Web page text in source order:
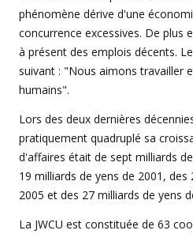
phénomène dérive d'une
concurrence excessives. De plus
à présent des emplois décents.
suivant : "Nous aimons travailler
humains".
Lors des deux dernières
pratiquement quadruplé sa
d'affaires était de sept milliards
19 milliards de yens de 2001, des
2005 et des 27 milliards de yens
La JWCU est constituée de 63